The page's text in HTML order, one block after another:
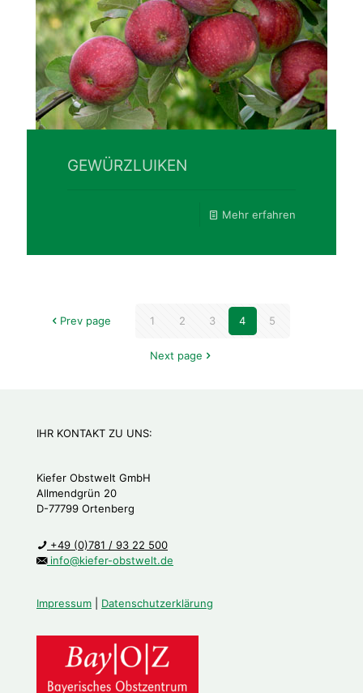
GEWÜRZLUIKEN
Mehr erfahren
Prev page 1 2 3 4 5
Next page
IHR KONTAKT ZU UNS:
Kiefer Obstwelt GmbH
Allmendgrün 20
D-77799 Ortenberg
+49 (0)781 / 93 22 500
info@kiefer-obstwelt.de
Impressum Datenschutzerklärung